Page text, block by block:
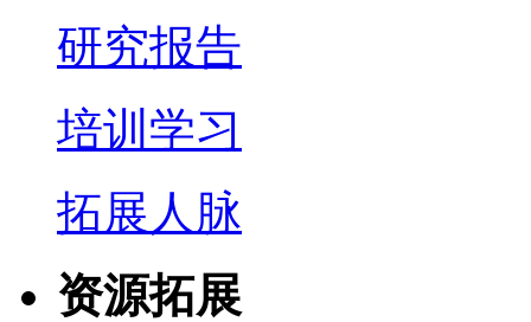
研究报告
培训学习
拓展人脉
资源拓展